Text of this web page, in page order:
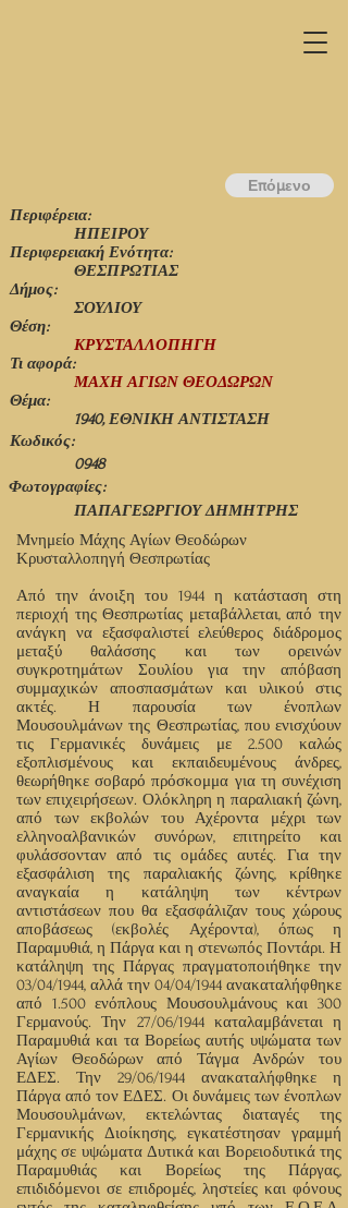
Περιφέρεια:
Μνημείο Μάχης Αγίων Θεοδώρων
Κρυσταλλοπηγή Θεσπρωτίας
Από την άνοιξη του 1944 η κατάσταση στη
περιοχή της Θεσπρωτίας μεταβάλλεται, από την
ανάγκη να εξασφαλιστεί ελεύθερος διάδρομος
μεταξύ θαλάσσης και των ορεινών
συγκροτημάτων Σουλίου για την απόβαση
συμμαχικών αποσπασμάτων και υλικού στις
ακτές. Η παρουσία των ένοπλων
Μουσουλμάνων της Θεσπρωτίας, που ενισχύουν
τις Γερμανικές δυνάμεις με 2.500 καλώς
εξοπλισμένους και εκπαιδευμένους άνδρες,
θεωρήθηκε σοβαρό πρόσκομμα για τη συνέχιση
των επιχειρήσεων. Ολόκληρη η παραλιακή ζώνη,
από των εκβολών του Αχέροντα μέχρι των
ελληνοαλβανικών συνόρων, επιτηρείτο και
φυλάσσονταν από τις ομάδες αυτές. Για την
εξασφάλιση της παραλιακής ζώνης, κρίθηκε
αναγκαία η κατάληψη των κέντρων
αντιστάσεων που θα εξασφάλιζαν τους χώρους
αποβάσεως (εκβολές Αχέροντα), όπως η
Παραμυθιά, η Πάργα και η στενωπός Ποντάρι. Η
κατάληψη της Πάργας πραγματοποιήθηκε την
03/04/1944, αλλά την 04/04/1944 ανακαταλήφθηκε
από 1.500 ενόπλους Μουσουλμάνους και 300
Γερμανούς. Την 27/06/1944 καταλαμβάνεται η
Παραμυθιά και τα Βορείως αυτής υψώματα των
Αγίων Θεοδώρων από Τάγμα Ανδρών του
ΕΔΕΣ. Την 29/06/1944 ανακαταλήφθηκε η
Πάργα από τον ΕΔΕΣ. Οι δυνάμεις των ένοπλων
Μουσουλμάνων, εκτελώντας διαταγές της
Γερμανικής Διοίκησης, εγκατέστησαν γραμμή
μάχης σε υψώματα Δυτικά και Βορειοδυτικά της
Παραμυθιάς και Βορείως της Πάργας,
επιδιδόμενοι σε επιδρομές, ληστείες και φόνους
ΘΕΣΠΡΩΤΙΑΣ
ΗΠΕΙΡΟΥ
Περιφερειακή Ενότητα:
ΣΟΥΛΙΟΥ
Δήμος:
Θέση:
ΚΡΥΣΤΑΛΛΟΠΗΓΗ
Τι αφορά:
ΜΑΧΗ ΑΓΙΩΝ ΘΕΟΔΩΡΩΝ
Θέμα:
1940, ΕΘΝΙΚΗ ΑΝΤΙΣΤΑΣΗ
Φωτογραφίες:
ΠΑΠΑΓΕΩΡΓΙΟΥ ΔΗΜΗΤΡΗΣ
Κωδικός:
0948
Επόμενο